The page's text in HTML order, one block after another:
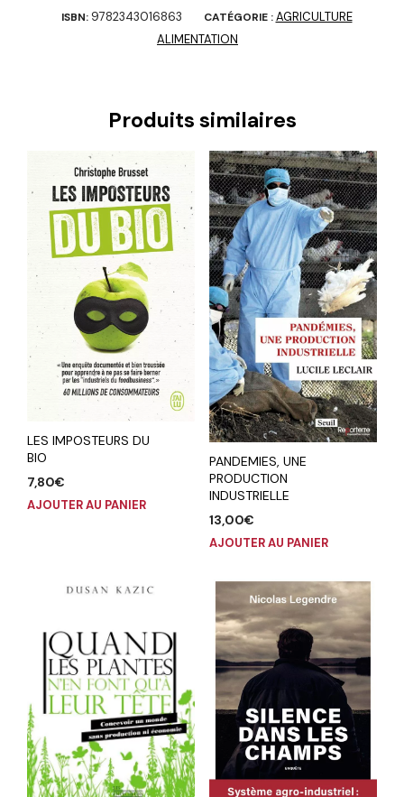
ISBN: 9782343016863 CATÉGORIE :AGRICULTURE
ALIMENTATION
Produits similaires
LES IMPOSTEURS DU
BIO
7,80€
AJOUTER AU PANIER
PANDEMIES, UNE
PRODUCTION
INDUSTRIELLE
13,00€
AJOUTER AU PANIER